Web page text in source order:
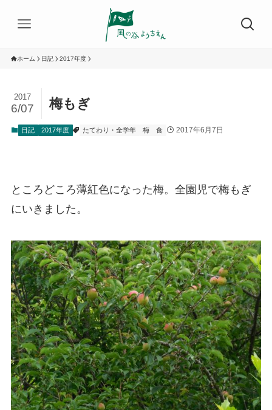
ホーム 日記 2017年度
梅もぎ
2017
6/07
日記 2017年度 たてわり・全学年 梅 食 2017年6月7日
ところどころ薄紅色になった梅。全園児で梅もぎ
にいきました。